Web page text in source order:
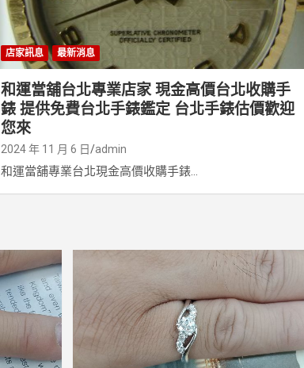
店家訊息 最新消息
和運當舖台北專業店家 現金高價台北收購手
錶 提供免費台北手錶鑑定 台北手錶估價歡迎
您來
2024 年 11 月 6 日 admin
和運當舖專業台北現金高價收購手錶...